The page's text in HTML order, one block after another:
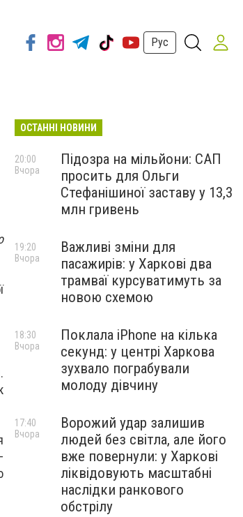
Рус
ОСТАННІ НОВИНИ
Підозра на мільйони: САП
просить для Ольги
Стефанішиної заставу у 13,3
млн гривень
20:00
Вчора
Важливі зміни для
пасажирів: у Харкові два
трамваї курсуватимуть за
новою схемою
19:20
Вчора
Поклала iPhone на кілька
секунд: у центрі Харкова
зухвало пограбували
молоду дівчину
18:30
Вчора
Ворожий удар залишив
людей без світла, але його
вже повернули: у Харкові
ліквідовують масштабні
наслідки ранкового
обстрілу
17:40
Вчора